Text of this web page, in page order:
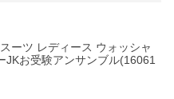
ーツ レディース ウォッシャ
JKお受験アンサンブル(16061